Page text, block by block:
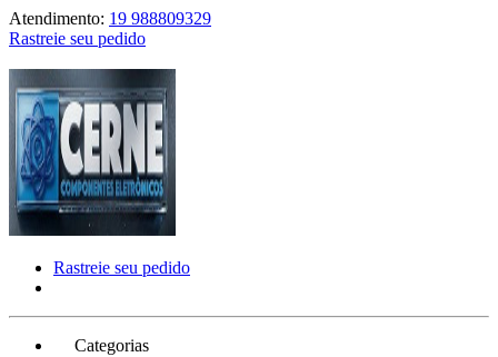
Atendimento: 19 988809329
Rastreie seu pedido
Rastreie seu pedido
Categorias